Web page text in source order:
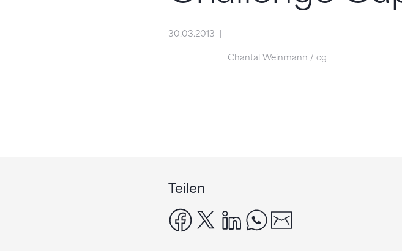
30.03.2013
Chantal Weinmann / cg
Teilen
facebook
x linkedinwhatsapp